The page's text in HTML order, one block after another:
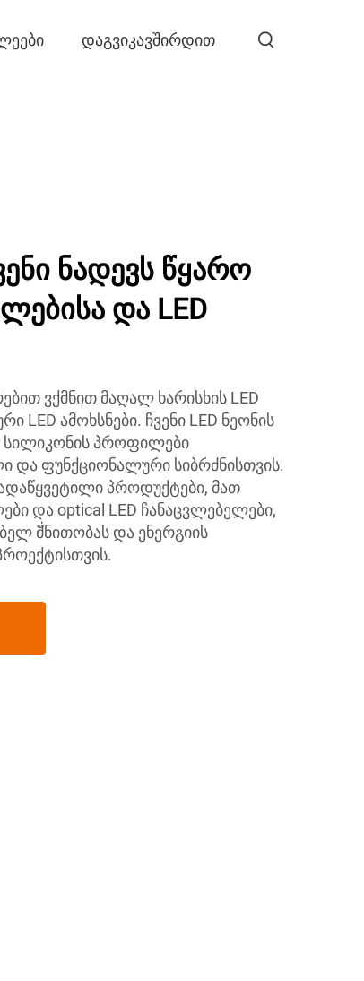
ᲓᲐᲒᲕᲘᲙᲐᲕᲨᲘᲠᲓᲘᲗ
ნადევს წყარო
და LED
ვქმნით მაღალ ხარისხის LED
LED ამოხსნები. ჩვენი LED ნეონის
სილიკონის პროფილები
ფუნქციონალური სიბრძნისთვის.
პროდუქტები, მათ
და optical LED ჩანაცვლებელები,
მั่ნითობას და ენერგიის